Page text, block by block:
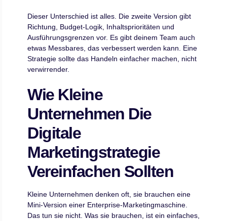
Dieser Unterschied ist alles. Die zweite Version gibt
Richtung, Budget-Logik, Inhaltsprioritäten und
Ausführungsgrenzen vor. Es gibt deinem Team auch
etwas Messbares, das verbessert werden kann. Eine
Strategie sollte das Handeln einfacher machen, nicht
verwirrender.
Wie Kleine
Unternehmen Die
Digitale
Marketingstrategie
Vereinfachen Sollten
Kleine Unternehmen denken oft, sie brauchen eine
Mini-Version einer Enterprise-Marketingmaschine.
Das tun sie nicht. Was sie brauchen, ist ein einfaches,